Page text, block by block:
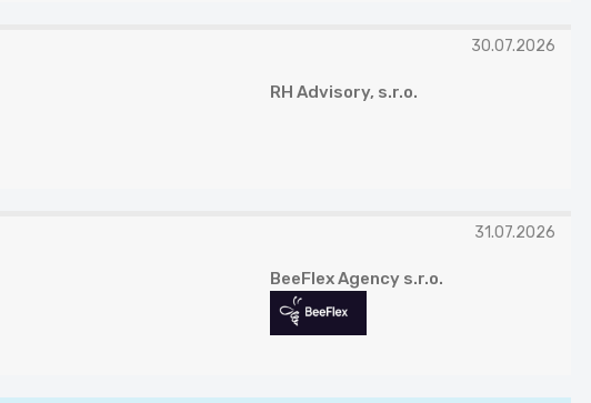
30.07.2026
RH Advisory, s.r.o.
31.07.2026
BeeFlex Agency s.r.o.